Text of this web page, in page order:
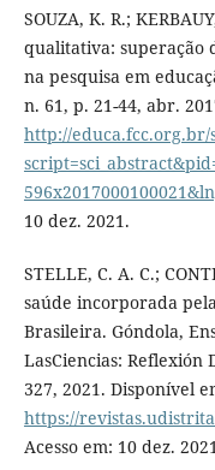
SOUZA, K. R.;
qualitativa: superação
na pesquisa em
n. 61, p. 21-44, abr.
http://educa.fcc.org.br/
10 dez. 2021.
STELLE, C. A. C.;
saúde incorporada
Brasileira. Góndola,
LasCiencias: Reflexión
327, 2021. Disponível
https://
Acesso em: 10 dez.